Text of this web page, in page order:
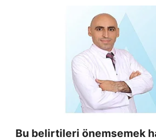
Bu belirtileri önemsemek